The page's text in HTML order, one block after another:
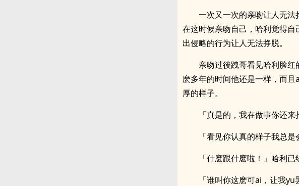
一次又一次的亲吻让人无
在这时候亲吻自己，哈利觉得
出侵略的行为让人无法挣脱。
亲吻过後跩哥看见哈利脸
麽多年的时间他还是一样，而
厚的样子。
「真是的，我在做事你还
「看见你认真的样子我总
「什麽跟什麽啦！」哈利已
「谁叫你这麽可ai，让我yu